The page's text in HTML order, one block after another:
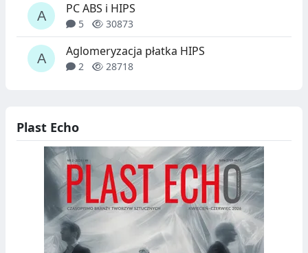
PC ABS i HIPS
5 30873
Aglomeryzacja płatka HIPS
2 28718
Plast Echo